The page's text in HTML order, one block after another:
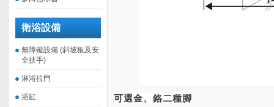
衛浴設備
無障礙設備 (斜坡板及安
全扶手)
淋浴拉門
浴缸 可選金、鉻二種腳